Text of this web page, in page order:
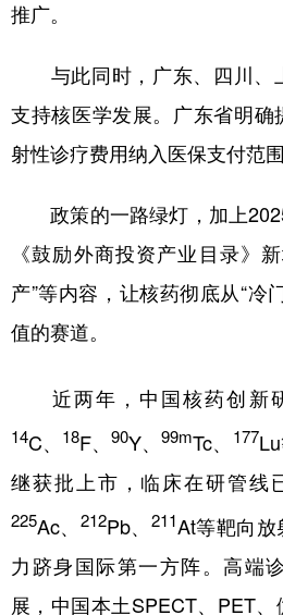
推广。
与此同时，广东、四川、
支持核医学发展。广东省明
射性诊疗费用纳入医保支付范围
政策的一路绿灯，加上
《鼓励外商投资产业目录》
产”等内容，让核药彻底从“冷
值的赛道。
近两年，中国核药创新
14C、 18F、90Y、99mTc、 177
继获批上市，临床在研管线
225Ac、 212Pb、 211At等靶向
力跻身国际第一方阵。高端
展，中国本土SPECT、PET